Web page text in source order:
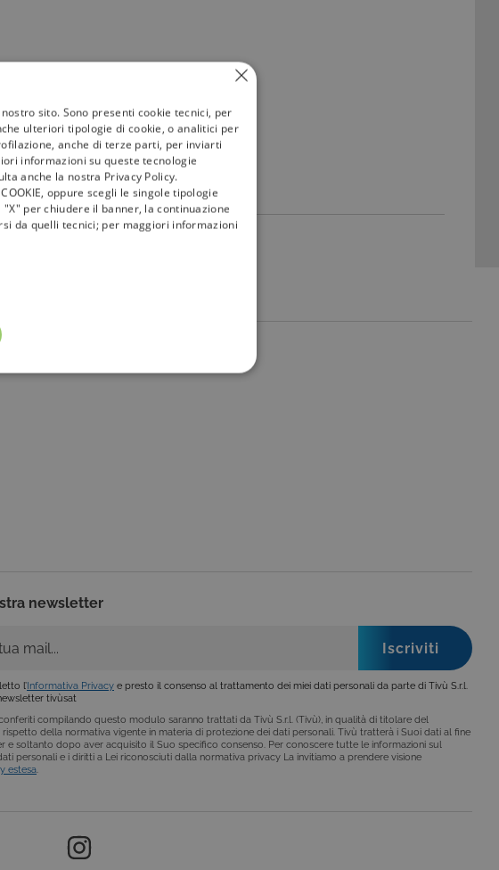
newsletter
l’Informativa Privacy e presto il consenso al trattamento dei miei dati personali da parte di Tivù S.r.l.
tivùsat
compilando questo modulo saranno trattati da Tivù S.r.l. (Tivù), in qualità di titolare del
della normativa vigente in materia di protezione dei dati personali. Tivù tratterà i Suoi dati al fine
e soltanto dopo aver acquisito il Suo specifico consenso. Per conoscere tutte le informazioni sul
personali e i diritti a Lei riconosciuti dalla normativa privacy La invitiamo a prendere visione
estesa
sito. Sono presenti cookie tecnici, per
ulteriori tipologie di cookie, o analitici per
anche di terze parti, per inviarti
informazioni su queste tecnologie
anche la nostra Privacy Policy.
oppure scegli le singole tipologie
"X" per chiudere il banner, la continuazione
da quelli tecnici; per maggiori informazioni
FUNZIONALITÀ
utilizzato per mantenere una
Cookie-Script.com per ricordare le
È necessario che il banner dei cookie
uso generale, utilizzato da siti scritti con
utilizzato per mantenere una